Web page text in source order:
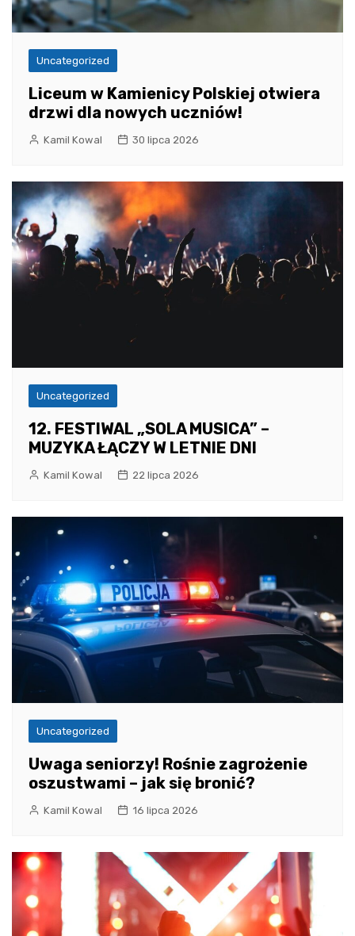
Uncategorized
Liceum w Kamienicy Polskiej otwiera
drzwi dla nowych uczniów!
Kamil Kowal 30 lipca 2026
Uncategorized
12. FESTIWAL „SOLA MUSICA” –
MUZYKA ŁĄCZY W LETNIE DNI
Kamil Kowal 22 lipca 2026
Uncategorized
Uwaga seniorzy! Rośnie zagrożenie
oszustwami – jak się bronić?
Kamil Kowal 16 lipca 2026